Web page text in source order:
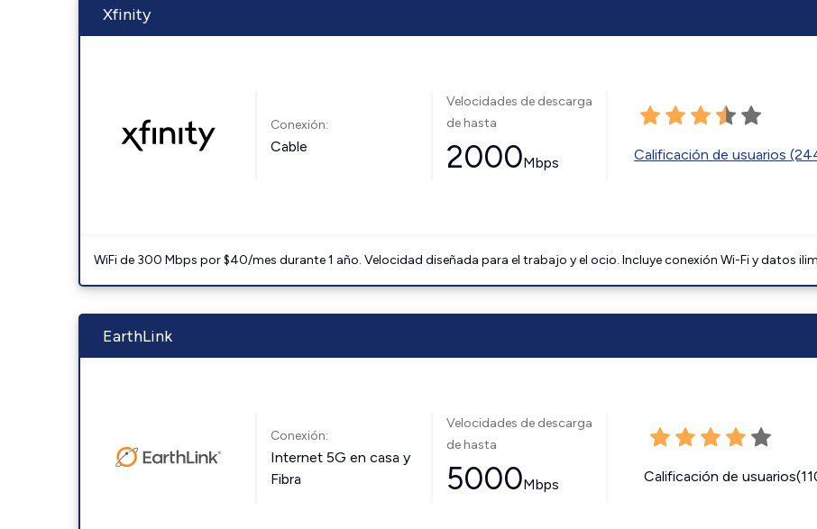
Xfinity
Conexión:
Cable
Velocidades de descarga
de hasta
2000Mbps Calificación de usuarios
WiFi de 300 Mbps por $40/mes durante 1 año. Velocidad diseñada para el trabajo y el ocio. Incluye conexión Wi-Fi y datos
EarthLink
Conexión:
Internet 5G en casa y
Fibra
Velocidades de descarga
de hasta
5000Mbps Calificación de